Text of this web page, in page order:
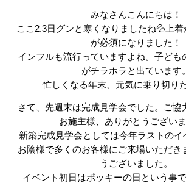
みなさんこんにちは！
ここ2.3日グンと寒くなりましたね💦上
が必須になりました！
インフルも流行っていますよね。子ども
がチラホラと出ています。
忙しくなる年末、元気に乗り切り
さて、先週末は完成見学会でした。ご協
お施主様、ありがとうございま
新築完成見学会としては今年ラストのイ
お陰様で多くのお客様にご来場いただき
うございました。
イベント初日はポッキーの日という事